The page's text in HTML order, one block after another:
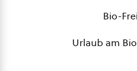
Bio-
Urlaub am